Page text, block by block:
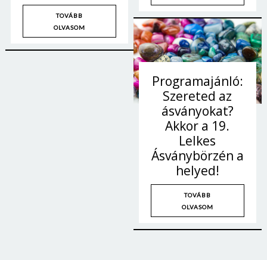
TOVÁBB
OLVASOM
Programajánló:
Szereted az
ásványokat?
Akkor a 19.
Lelkes
Ásványbörzén a
helyed!
TOVÁBB
OLVASOM
Borsonline bejelentkezés